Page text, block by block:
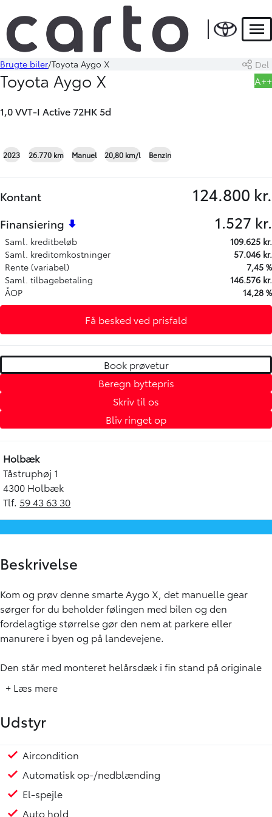
Book prøvetur Beregn byttepris
Brugte biler Toyota Aygo X Del
Toyota Aygo X
1,0 VVT-I Active 72HK 5d
A++
2023 26.770 km Manuel 20,80 km/l Benzin
Kontant 124.800 kr.
Finansiering 1.527 kr.
Saml. kreditbeløb
109.625 kr.
Saml. kreditomkostninger
57.046 kr.
Rente (variabel)
7,45 %
Saml. tilbagebetaling
146.576 kr.
ÅOP
14,28 %
Få besked ved prisfald
Book prøvetur
Beregn byttepris
Skriv til os
Bliv ringet op
Holbæk
Tåstruphøj 1
4300 Holbæk
Tlf. 59 43 63 30
Beskrivelse
Kom og prøv denne smarte Aygo X, det manuelle gear
sørger for du beholder følingen med bilen og den
fordelagtige størrelse gør den nem at parkere eller
manurere i byen og på landevejene.
Den står med monteret helårsdæk i fin stand på originale
undervognsbehandling, Toyota Safety sense med
Vi levere bilen med aktiv toyota relax, og tidligere service er
overholdt.
Den serviceaktiveret garanti er en fordel for alle Toyota-
ejere. Toyota Relax omfatter nemlig alle Toyota-modeller,
+ Læs mere
Udstyr
Aircondition
Automatisk op-/nedblænding
El-spejle
Auto hold
Elruder for
Multifunktionsrat
Klimaanlæg
18" Alufælge
Android Auto
Apple CarPlay
Bakkamera
LED lys
Regnsensor